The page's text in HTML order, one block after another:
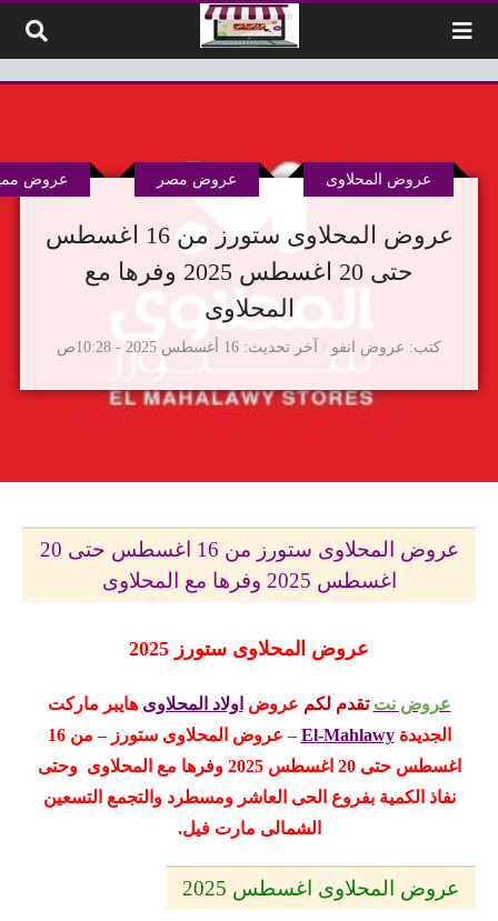
عروض المحلاوى ستورز من 16 اغسطس
حتى 20 اغسطس 2025 وفرها مع
المحلاوى
كتب عروض انفو
عروض المحلاوى عروض مصر عروض
آخر تحديث 16 أغسطس 2025 - 10:28ص
عروض المحلاوى ستورز من 16 اغسطس حتى 20
اغسطس 2025 وفرها مع المحلاوى
عروض المحلاوى ستورز 2025
عروض نت تقدم لكم عروض اولاد المحلاوى هايبر ماركت
الجديدةEl-Mahlawy
– عروض المحلاوى ستورز – من 16
اغسطس حتى 20 اغسطس 2025 وفرها مع المحلاوى
وحتى
نفاذ الكمية بفروع الحى العاشر ومسطردوالتجمع التسعين
الشمالى مارت فيل.
عروض المحلاوى اغسطس 2025